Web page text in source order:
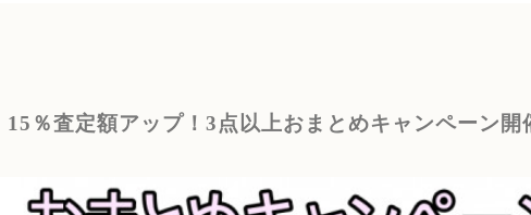
15％査定額アップ！3点以上おまとめキャンペーン開